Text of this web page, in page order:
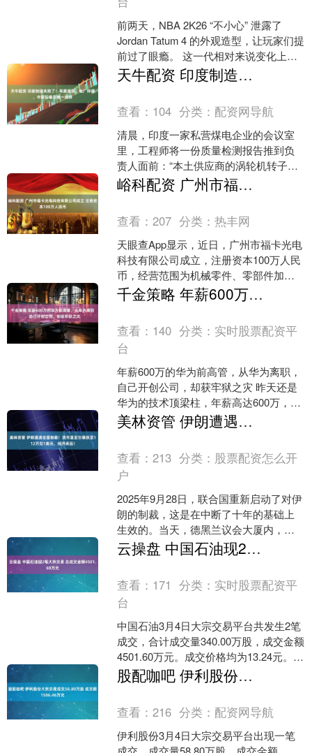
前两天，NBA 2K26 “不小心” 泄露了
Jordan Tatum 4 的外观造型，让玩家们提
前过了眼瘾。 这一代相对来说变化上比
较保守，类似 2 代和 3.... 天牛配资 印度制造失败了！苹果退货、电厂停摆，中国设备是唯一选择
查看： 104 分类： 配资网导航
清晨，印度一家私营煤电企业的会议室
里，工程师将一份质量检测报告推到负
责人面前：“本土供应商的涡轮机转子又
检出裂纹，项目已延误两年。 ” 负责人沉
默片刻，抓起电话....
峪科配资 广州市福卡光电科技有限公司成立 注册资本100万人民币
查看：207 分类：热丰网
天眼查App显示，近日，广州市福卡光电
科技有限公司成立，注册资本100万人民
币，经营范围为机械零件、零部件加工;
汽车零部件研发;汽车零部件及配件制造;
汽车装饰用....
千金策略 年薪600万的华为前高管，从华为离职，自己开创公司，却获牢狱之灾
查看： 140 分类： 实时股票配资平
台
年薪600万的华为前高管，从华为离职，
自己开创公司，却获牢狱之灾 昨天还是
华为的技术顶梁柱，年薪高达600万，朋
友圈里人人羡慕； 如今却成了新闻头条
里的“内鬼”....
美林资管 伊朗遭遇全面制裁！货币里亚尔暴跌至112万兑1美元，经济承压！
查看：213 分类： 股票配资怎么开
户
2025年9月28日，联合国重新启动了对伊
朗的制裁，这是在中断了十年的基础上
生效的。当天，德黑兰议会大厦内，议
长卡利巴夫的声音震耳欲聋：“任何敌对
行动都会得到严....
云操盘 中国石油现2笔大宗交易 总成交金额4501.60万元
查看： 171 分类： 实时股票配资平
台
中国石油3月4日大宗交易平台共发生2笔
成交，合计成交量340.00万股，成交金额
4501.60万元。成交价格均为13.24元。
进一步统计，近3个月内该股累计发....
股配咖吧 伊利股份大宗交易成交58.80万股 成交额1506.46万元
查看：216 分类： 配资网导航
伊利股份3月4日大宗交易平台出现一笔